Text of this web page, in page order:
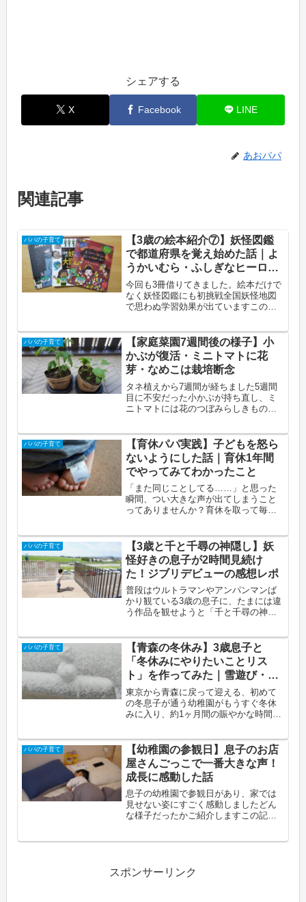
シェアする
X Facebook LINE
あおパパ
関連記事
パパの子育て
【3歳の絵本紹介⑦】妖怪図鑑
で都道府県を覚え始めた話｜よ
うかいむら・ふしぎなヒーロー
やさん
今回も3冊借りてきました。絵本だけで
なく妖怪図鑑にも初挑戦全国妖怪地図
で思わぬ学習効果が出ていますこの記
興味を持つようになった話みやにした
つやさんのウルトラマン以外の作品...
パパの子育て
【家庭菜園7週間後の様子】小
かぶが復活・ミニトマトに花
芽・なめこは栽培断念
タネ植えから7週間が経ちました5週間
目に不安だった小かぶが持ち直し、ミ
ニトマトには花のつぼみらしきものも
ることタネ植えから7週間後のそれぞれ
の状態小かぶが葉の黄化から復活し...
パパの子育て
【育休パパ実践】子どもを怒ら
ないようにした話｜育休1年間
でやってみてわかったこと
「また同じことしてる……」と思った
瞬間、つい大きな声が出てしまうこと
ってありませんか？育休を取って毎日
の記事でわかること育休取得をきっか
けに「怒らない育児」を始めた理由例
外（...
パパの子育て
【3歳と千と千尋の神隠し】妖
怪好きの息子が2時間見続け
た！ジブリデビューの感想レポ
普段はウルトラマンやアンパンマンば
かり観ている3歳の息子に、たまには違
う作品を観せようと「千と千尋の神隠
し」を最後まで楽しめるかどうか息子
がお気に入りのキャラクターと、怖...
パパの子育て
【青森の冬休み】3歳息子と
「冬休みにやりたいことリス
ト」を作ってみた｜雪遊び・お
正月・食べ物編
東京から青森に戻って迎える、初めて
の冬息子が通う幼稚園がもうすぐ冬休
みに入り、約1ヶ月間の賑やかな時間が
スト」を作ってみましたこの記事でわ
かること3歳の子どもと一緒に考えた...
パパの子育て
【幼稚園の参観日】息子のお店
屋さんごっこで一番大きな声！
成長に感動した話
息子の幼稚園で参観日があり、家では
見せない姿にすごく感動しましたどん
な様子だったかご紹介しますこの記事
く...
スポンサーリンク